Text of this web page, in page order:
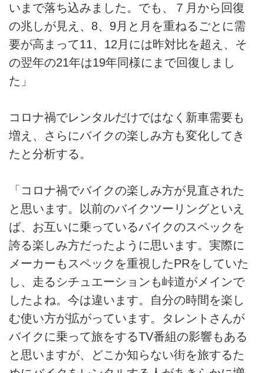
いまで落ち込みました。でも、７月から回復
の兆しが見え、8、9月と月を重ねるごとに需
要が高まって11、12月には昨対比を超え、そ
の翌年の21年は19年同様にまで回復しまし
た」
コロナ禍でレンタルだけではなく新車需要も
増え、さらにバイクの楽しみ方も変化してき
たと分析する。
「コロナ禍でバイクの楽しみ方が見直された
と思います。以前のバイクツーリングといえ
ば、お互いに乗っているバイクのスペックを
誇る楽しみ方だったように思います。実際に
メーカーもスペックを重視したPRをしていた
し、走るシチュエーションも峠道がメインで
したよね。今は違います。自分の時間を楽し
む使い方が拡がっています。タレントさんが
バイクに乗って旅をするTV番組の影響もある
と思いますが、どこか知らない街を旅するた